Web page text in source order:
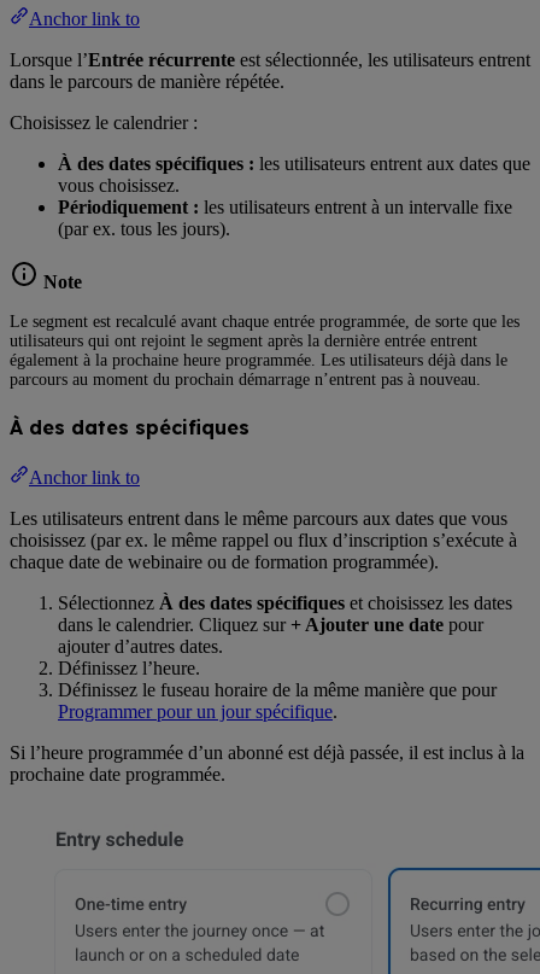
Anchor link to
Lorsque l’Entrée récurrente est sélectionnée, les utilisateurs entrent
dans le parcours de manière répétée.
Choisissez le calendrier :
À des dates spécifiques : les utilisateurs entrent aux dates que
vous choisissez.
Périodiquement : les utilisateurs entrent à un intervalle fixe
(par ex. tous les jours).
Note
Le segment est recalculé avant chaque entrée programmée, de sorte que les
utilisateurs qui ont rejoint le segment après la dernière entrée entrent
également à la prochaine heure programmée. Les utilisateurs déjà dans le
parcours au moment du prochain démarrage n’entrent pas à nouveau.
À des dates spécifiques
Anchor link to
Les utilisateurs entrent dans le même parcours aux dates que vous
choisissez (par ex. le même rappel ou flux d’inscription s’exécute à
chaque date de webinaire ou de formation programmée).
Sélectionnez À des dates spécifiques et choisissez les dates
dans le calendrier. Cliquez sur + Ajouter une date pour
ajouter d’autres dates.
Définissez l’heure.
Définissez le fuseau horaire de la même manière que pour
Programmer pour un jour spécifique.
Si l’heure programmée d’un abonné est déjà passée, il est inclus à la
prochaine date programmée.